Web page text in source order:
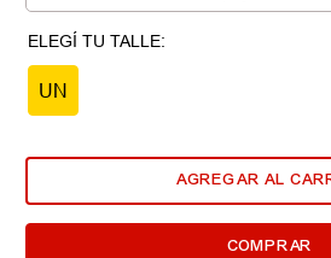
UN
AGREGAR AL
COMPRAR